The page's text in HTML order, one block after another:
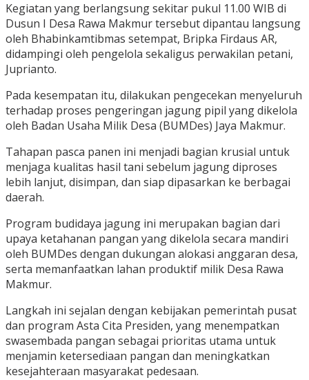
Kegiatan yang berlangsung sekitar pukul 11.00 WIB di
Dusun I Desa Rawa Makmur tersebut dipantau langsung
oleh Bhabinkamtibmas setempat, Bripka Firdaus AR,
didampingi oleh pengelola sekaligus perwakilan petani,
Juprianto.
Pada kesempatan itu, dilakukan pengecekan menyeluruh
terhadap proses pengeringan jagung pipil yang dikelola
oleh Badan Usaha Milik Desa (BUMDes) Jaya Makmur.
Tahapan pasca panen ini menjadi bagian krusial untuk
menjaga kualitas hasil tani sebelum jagung diproses
lebih lanjut, disimpan, dan siap dipasarkan ke berbagai
daerah.
Program budidaya jagung ini merupakan bagian dari
upaya ketahanan pangan yang dikelola secara mandiri
oleh BUMDes dengan dukungan alokasi anggaran desa,
serta memanfaatkan lahan produktif milik Desa Rawa
Makmur.
Langkah ini sejalan dengan kebijakan pemerintah pusat
dan program Asta Cita Presiden, yang menempatkan
swasembada pangan sebagai prioritas utama untuk
menjamin ketersediaan pangan dan meningkatkan
kesejahteraan masyarakat pedesaan.